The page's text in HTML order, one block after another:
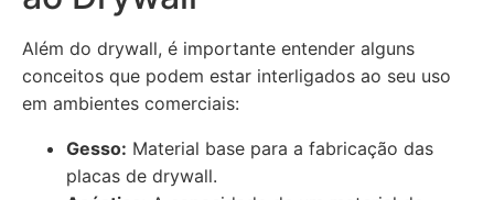
Além do drywall, é importante entender alguns
conceitos que podem estar interligados ao seu uso
em ambientes comerciais:
Gesso: Material base para a fabricação das
placas de drywall.